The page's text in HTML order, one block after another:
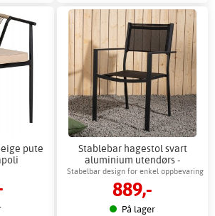
pute
Stablebar hagestol svart
aluminium utendørs -
Copacabana
Stabelbar design for enkel oppbevaring
utendørs
889,-
På lager